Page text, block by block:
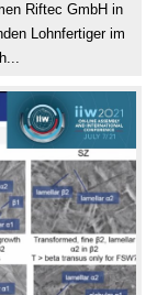
Riftec GmbH in
Lohnfertiger im